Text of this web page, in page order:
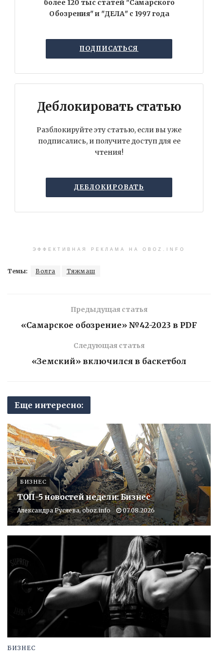
более 120 тыс статей "Самарского
Обозрения" и "ДЕЛА" с 1997 года
ПОДПИСАТЬСЯ
Деблокировать статью
Разблокируйте эту статью, если вы уже
подписались, и получите доступ для ее
чтения!
ДЕБЛОКИРОВАТЬ
ЭФФЕКТИВНАЯ РЕКЛАМА НА OBOZ.INFO
Темы: Волга Тяжмаш
Предыдущая статья
«Самарское обозрение» №42-2023 в PDF
Следующая статья
«Земский» включился в баскетбол
Еще интересно:
БИЗНЕС
ТОП-5 новостей недели: Бизнес
Александра Русяева, oboz.info 07.08.2026
БИЗНЕС